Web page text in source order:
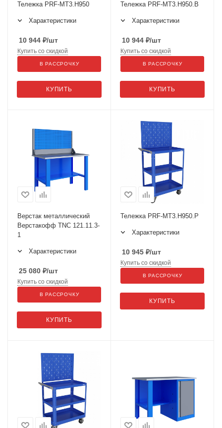
Тележка PRF-МT3.H950
Характеристики
10 944 ₽/шт
КУПИТЬ
Купить со скидкой
В РАССРОЧКУ
Тележка PRF-МT3.H950.В
Характеристики
10 944 ₽/шт
КУПИТЬ
Купить со скидкой
В РАССРОЧКУ
Верстак металлический
Верстакофф TNC 121.11.3-
1
Характеристики
25 080 ₽/шт
КУПИТЬ
Купить со скидкой
В РАССРОЧКУ
Тележка PRF-МT3.H950.Р
Характеристики
10 945 ₽/шт
КУПИТЬ
Купить со скидкой
В РАССРОЧКУ